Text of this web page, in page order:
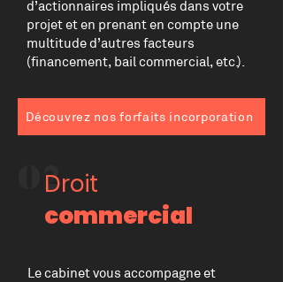
d’actionnaires impliqués dans votre
projet et en prenant en compte une
multitude d’autres facteurs
(financement, bail commercial, etc.).
Découvrez nos forfaits incorporation
02Droit
commercial
Le cabinet vous accompagne et